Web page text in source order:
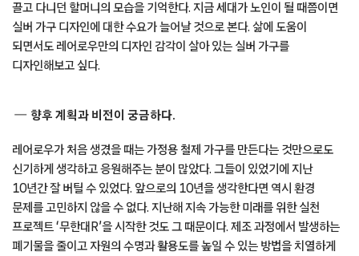
끌고 다니던 할머니의 모습을 기억한다. 지금 세대가 노인이 될 때쯤이면
실버 가구 디자인에 대한 수요가 늘어날 것으로 본다. 삶에 도움이
되면서도 레어로우만의 디자인 감각이 살아 있는 실버 가구를
디자인해보고 싶다.
향후 계획과 비전이 궁금하다.
레어로우가 처음 생겼을 때는 가정용 철제 가구를 만든다는 것만으로도
신기하게 생각하고 응원해주는 분이 많았다. 그들이 있었기에 지난
10년간 잘 버틸 수 있었다. 앞으로의 10년을 생각한다면 역시 환경
문제를 고민하지 않을 수 없다. 지난해 지속 가능한 미래를 위한 실천
프로젝트 ‘무한대R’을 시작한 것도 그 때문이다. 제조 과정에서 발생하는
폐기물을 줄이고 자원의 수명과 활용도를 높일 수 있는 방법을 치열하게